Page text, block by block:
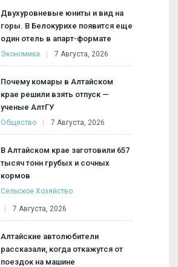
Двухуровневые юниты и вид на
горы. В Белокурихе появится еще
один отель в апарт-формате
Экономика 7 Августа, 2026
Почему комары в Алтайском
крае решили взять отпуск —
ученые АлтГУ
Общество 7 Августа, 2026
В Алтайском крае заготовили 657
тысяч тонн грубых и сочных
кормов
Сельское Хозяйство
7 Августа, 2026
Алтайские автолюбители
рассказали, когда откажутся от
поездок на машине